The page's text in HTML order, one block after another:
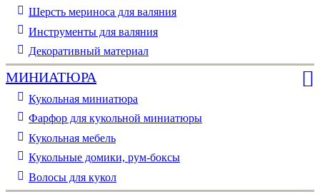
Шерсть мериноса для валяния
Инструменты для валяния
Декоративный материал
МИНИАТЮРА
Кукольная миниатюра
Фарфор для кукольной миниатюры
Кукольная мебель
Кукольные домики, рум-боксы
Волосы для кукол